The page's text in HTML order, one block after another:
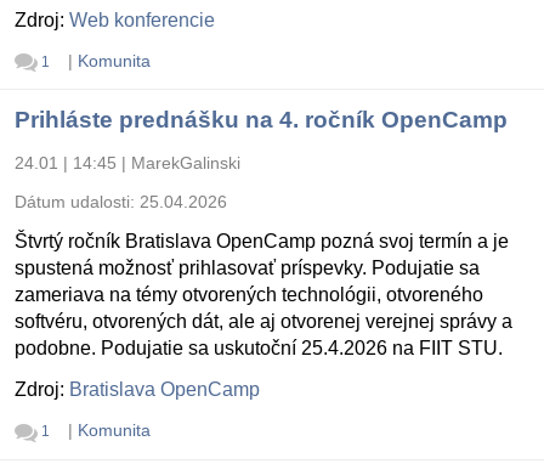
Zdroj: Web konferencie
1 | Komunita
Prihláste prednášku na 4. ročník OpenCamp
24.01 | 14:45 | MarekGalinski
Dátum udalosti: 25.04.2026
Štvrtý ročník Bratislava OpenCamp pozná svoj termín a je
spustená možnosť prihlasovať príspevky. Podujatie sa
zameriava na témy otvorených technológii, otvoreného
softvéru, otvorených dát, ale aj otvorenej verejnej správy a
podobne. Podujatie sa uskutoční 25.4.2026 na FIIT STU.
Zdroj: Bratislava OpenCamp
1 | Komunita